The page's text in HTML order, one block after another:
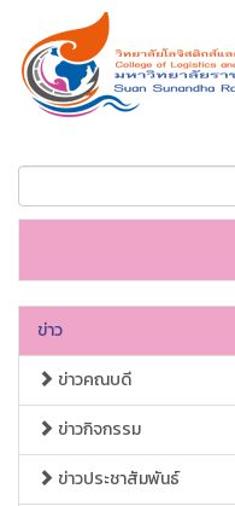
ข่าว
ข่าวคณบดี
ข่าวกิจกรรม
ข่าวประชาสัมพันธ์